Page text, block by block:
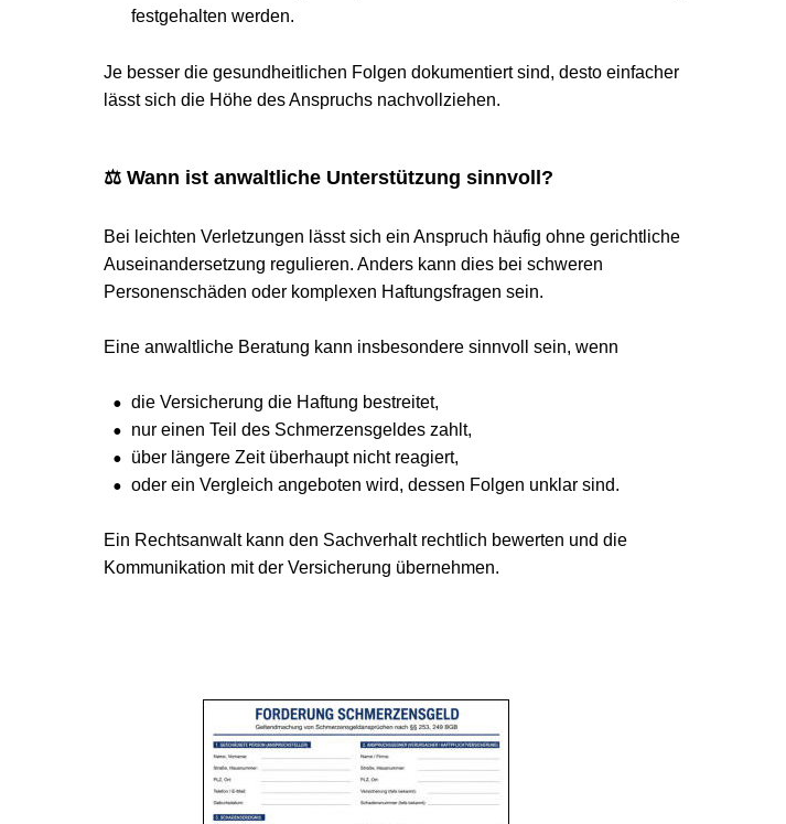
festgehalten werden.
Je besser die gesundheitlichen Folgen dokumentiert sind, desto einfacher
lässt sich die Höhe des Anspruchs nachvollziehen.
⚖️ Wann ist anwaltliche Unterstützung sinnvoll?
Bei leichten Verletzungen lässt sich ein Anspruch häufig ohne gerichtliche
Auseinandersetzung regulieren. Anders kann dies bei schweren
Personenschäden oder komplexen Haftungsfragen sein.
Eine anwaltliche Beratung kann insbesondere sinnvoll sein, wenn
die Versicherung die Haftung bestreitet,
nur einen Teil des Schmerzensgeldes zahlt,
über längere Zeit überhaupt nicht reagiert,
oder ein Vergleich angeboten wird, dessen Folgen unklar sind.
Ein Rechtsanwalt kann den Sachverhalt rechtlich bewerten und die
Kommunikation mit der Versicherung übernehmen.